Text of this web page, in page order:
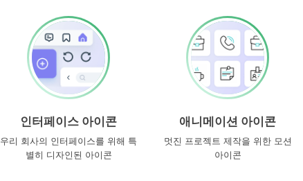
인터페이스 아이콘
우리 회사의 인터페이스를 위해 특
별히 디자인된 아이콘
애니메이션 아이콘
멋진 프로젝트 제작을 위한 모션
아이콘